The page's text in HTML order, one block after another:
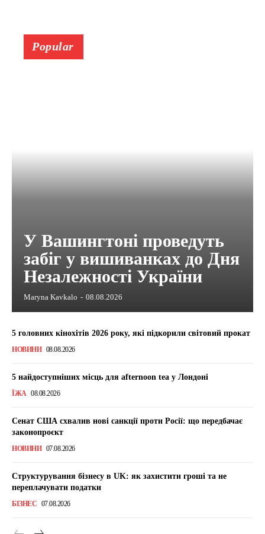
Popular
У Вашингтоні проведуть
забіг у вишиванках до Дня
Незалежності України
Maryna Kavkalo - 08.08.2026
5 головних кінохітів 2026 року, які підкорили світовий прокат
НОВИНИ 08.08.2026
5 найдоступніших місць для afternoon tea у Лондоні
ЇЖА 08.08.2026
Сенат США схвалив нові санкції проти Росії: що передбачає
законопроєкт
НОВИНИ 07.08.2026
Структурування бізнесу в UK: як захистити гроші та не
переплачувати податки
БІЗНЕС 07.08.2026